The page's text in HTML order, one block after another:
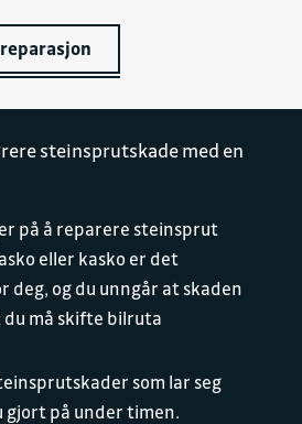
steinsprutskade med en
på å reparere steinsprut
eller kasko er det
og du unngår at skaden
må skifte bilruta
som lar seg
gjort på under timen.